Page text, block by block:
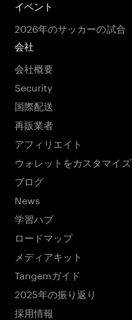
イベント
2026年のサッカーの試合
会社
会社概要
Security
国際配送
再販業者
アフィリエイト
ウォレットをカスタマイズ
ブログ
News
学習ハブ
ロードマップ
メディアキット
Tangemガイド
2025年の振り返り
採用情報